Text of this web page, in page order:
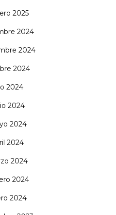
2025
2024
2024
2024
2024
2024
2024
2024
2024
2024
2024